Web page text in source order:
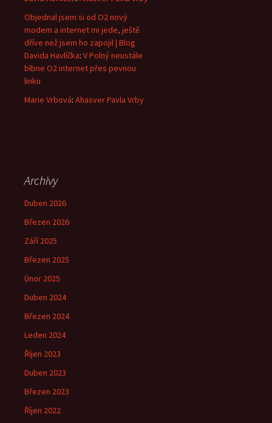
Objednal jsem si od O2 nový
modem a internet mi jede, ještě
dříve než jsem ho zapojil | Blog
Davida Havlíčka: V Polný neustále
blbne O2 internet přes pevnou
linku
Marie Vrbová: Ahasver Pavla Vrby
Archivy
Duben 2026
Březen 2026
Září 2025
Březen 2025
Únor 2025
Duben 2024
Březen 2024
Leden 2024
Říjen 2023
Duben 2023
Březen 2023
Říjen 2022